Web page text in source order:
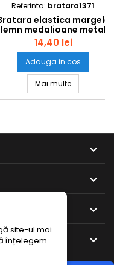
Referinta: bratara1371
elastica margele
lemn medalioane metal
cruce distantiere metal
1371 set12buc
14,40 lei
Adauga in cos
Mai multeBratara




site-ul mai
înțelegem